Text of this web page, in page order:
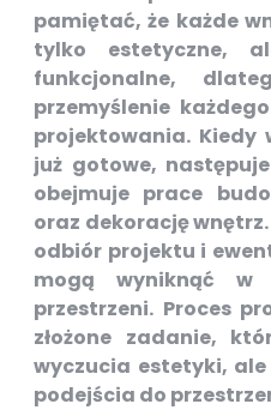
pamiętać, że każde
tylko estetyczne,
funkcjonalne,
przemyślenie
projektowania. Kiedy
już gotowe,
obejmuje prace
oraz dekorację
odbiór projektu i
mogą wyniknąć w
przestrzeni. Proces
złożone zadanie,
wyczucia estetyki,
podejścia do